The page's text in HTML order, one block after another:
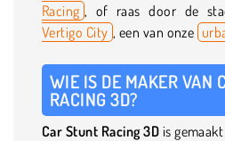
Racing , of raas door de
Vertigo City , een van onze
WIE IS DE MAKER VAN
RACING 3D?
Car Stunt Racing 3D is